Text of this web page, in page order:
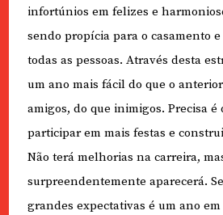
infortúnios em felizes e
sendo propícia para o casamento
todas as pessoas. Através desta
um ano mais fácil do que o
amigos, do que inimigos. Precisa é
participar em mais festas e
Não terá melhorias na carreira,
surpreendentemente aparecerá.
grandes expectativas é um ano